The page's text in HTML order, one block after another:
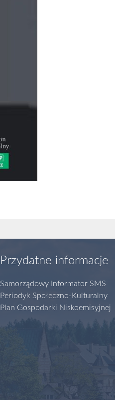
Przydatne informacje
Samorządowy Informator SMS
Periodyk Społeczno-Kulturalny
Plan Gospodarki Niskoemisyjnej